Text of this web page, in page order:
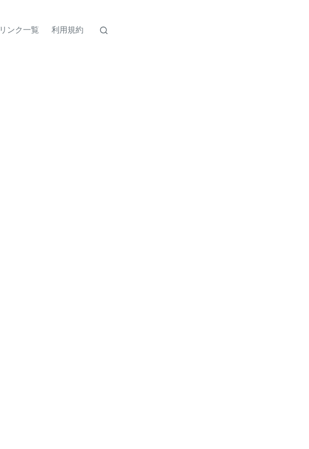
リンク一覧 利用規約